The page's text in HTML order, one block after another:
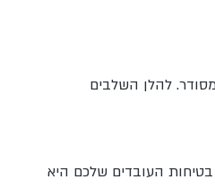
להלן השלבים
העובדים שלכם היא